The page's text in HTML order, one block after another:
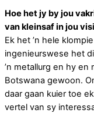
Hoe het jy by jou
van kleinsaf in jou
Ek het ’n hele
ingenieurswese het
’n metallurg en hy
Botswana gewoon.
daar gaan kuier toe
vertel van sy